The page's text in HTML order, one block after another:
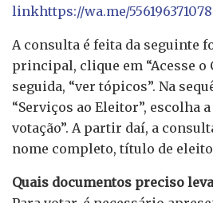
linkhttps://wa.me/556196371078
A consulta é feita da seguinte
principal, clique em “Acesse o
seguida, “ver tópicos”. Na
“Serviços ao Eleitor”, escolha
votação”. A partir daí, a
nome completo, título de
Quais documentos preciso